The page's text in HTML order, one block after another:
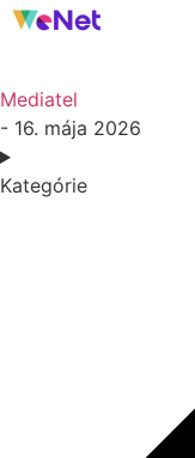
Mediatel
- 16. mája 2026
Kategórie